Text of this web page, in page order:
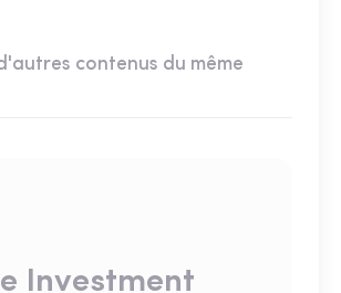
contenus du même
Investment